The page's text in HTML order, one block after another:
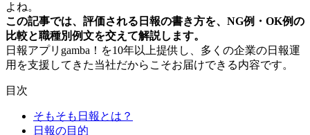
よね。
この記事では、評価される日報の書き方を、NG例・OK例の
比較と職種別例文を交えて解説します。
日報アプリgamba！を10年以上提供し、多くの企業の日報運
用を支援してきた当社だからこそお届けできる内容です。
目次
そもそも日報とは？
日報の目的